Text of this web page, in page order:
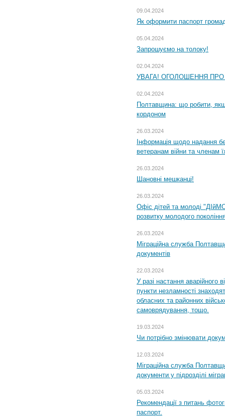
09.04.2024
Як оформити паспорт
05.04.2024
Запрошуємо на толоку!
02.04.2024
УВАГА! ОГОЛОШЕННЯ
02.04.2024
Полтавщина: що робити,
кордоном
26.03.2024
Інформація щодо надання
ветеранам війни та членам
26.03.2024
Шановні мешканці!
26.03.2024
Офіс дітей та молоді
розвитку молодого
26.03.2024
Міграційна служба
документів
22.03.2024
У разі настання аварійного
пункти незламності
обласних та районних
самоврядування, тощо.
19.03.2024
Чи потрібно змінювати
12.03.2024
Міграційна служба
документи у підрозділі
05.03.2024
Рекомендації з питань
паспорт.